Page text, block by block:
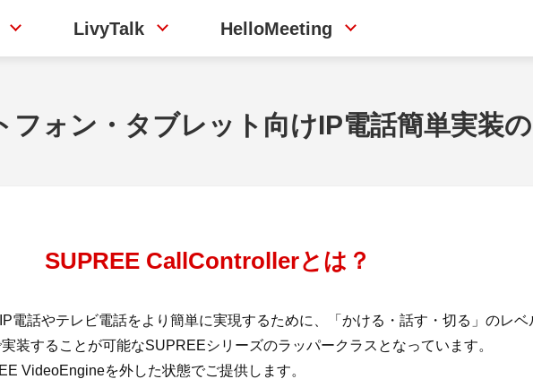
LivyTalk HelloMeeting
フォン・タブレット向けIP電話簡単実装
SUPREE CallControllerとは？
電話やテレビ電話をより簡単に実現するために、「かける・話す・切る」のレ
装することが可能なSUPREEシリーズのラッパークラスとなっています。
VideoEngineを外した状態でご提供します。